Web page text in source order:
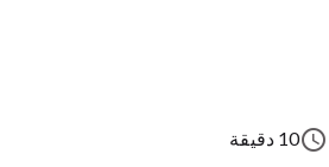
schedule10 دقيقة